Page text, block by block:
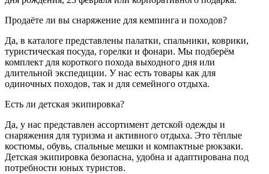
Продаёте ли вы снаряжение для кемпинга и походов?
Да, в каталоге представлены палатки, спальники, коврики,
туристическая посуда, горелки и фонари. Мы подберём
комплект для короткого похода выходного дня или
длительной экспедиции. У нас есть товары как для
одиночных походов, так и для семейного отдыха.
Есть ли детская экипировка?
Да, у нас представлен ассортимент детской одежды и
снаряжения для туризма и активного отдыха. Это тёплые
костюмы, обувь, спальные мешки и компактные рюкзаки.
Детская экипировка безопасна, удобна и адаптирована под
потребности юных туристов.